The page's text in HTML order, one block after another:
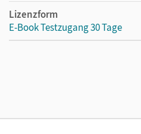
Lizenzform
E-Book Testzugang 30 Tage